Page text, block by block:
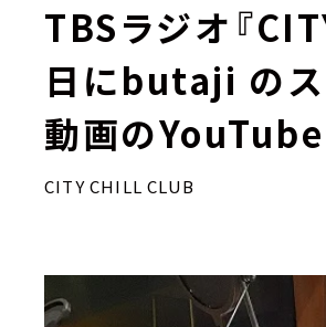
TBSラジオ『
日にbutaji のス
動画のYouTube
CITY CHILL CLUB